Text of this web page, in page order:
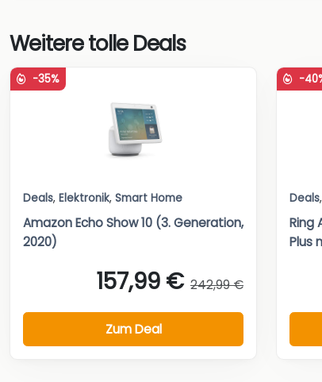
Weitere tolle Deals
-35%
Deals, Elektronik, Smart Home
Amazon Echo Show 10 (3. Generation,
2020)
157,99 € 242,99 €
Zum Deal
-
Deals,
Ring
Plus